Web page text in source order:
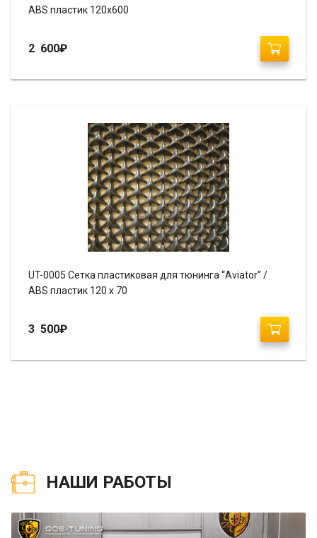
ABS пластик 120х600
2 600₽
UT-0005 Сетка пластиковая для тюнинга “Aviator” /
ABS пластик 120 х 70
3 500₽
НАШИ РАБОТЫ